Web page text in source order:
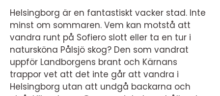
Helsingborg är en fantastiskt vacker stad. Inte
minst om sommaren. Vem kan motstå att
vandra runt på Sofiero slott eller ta en tur i
natursköna Pålsjö skog? Den som vandrat
uppför Landborgens brant och Kärnans
trappor vet att det inte går att vandra i
Helsingborg utan att undgå backarna och